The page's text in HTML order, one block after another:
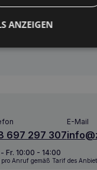
L Schwarz
697 297 307
E-Mail
Fr. 10:00 - 14:00
pro Anruf gemäß Tarif des
ANZEIGEN